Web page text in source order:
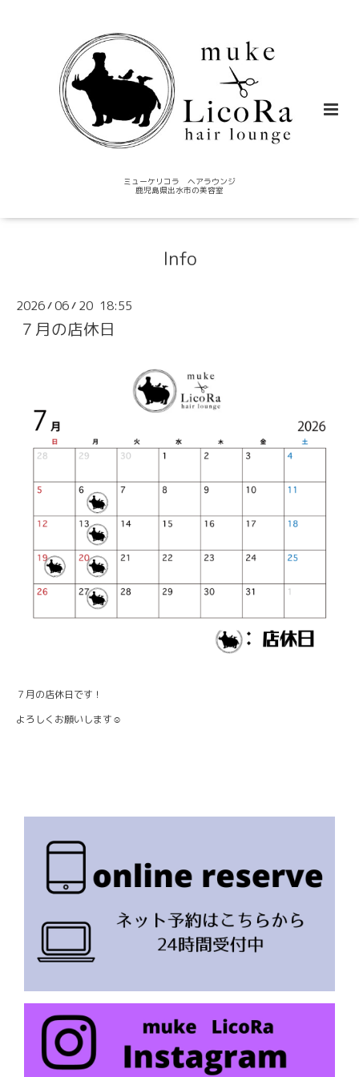
ミューケリコラ ヘアラウンジ
鹿児島県出水市の美容室
Info
2026/06/ 20 18:55
７月の店休日
７月の店休日です！
よろしくお願いします☺︎